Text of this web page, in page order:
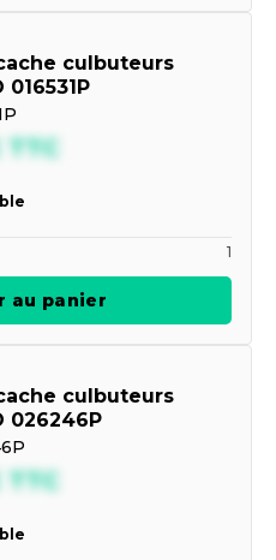
culbuteurs
016531P
TTC
1
au panier
culbuteurs
026246P
TTC